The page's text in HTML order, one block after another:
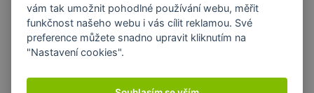
DÁREK K NÁKUPU
vám tak umožnit pohodlné používání webu, měřit
funkčnost našeho webu i vás cílit reklamou. Své
preference můžete snadno upravit kliknutím na
"Nastavení cookies".